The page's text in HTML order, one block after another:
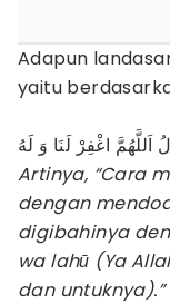
Adapun
yaitu
اَللَّهُمَّ اغْفِرْ لَنَا وَ لَهُ
Artinya, “Cara
dengan
digibahinya
wa lahū (Ya
dan